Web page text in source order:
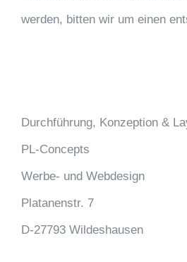
werden, bitten wir um einen
Durchführung, Konzeption &
PL-Concepts
Werbe- und Webdesign
Platanenstr. 7
D-27793 Wildeshausen